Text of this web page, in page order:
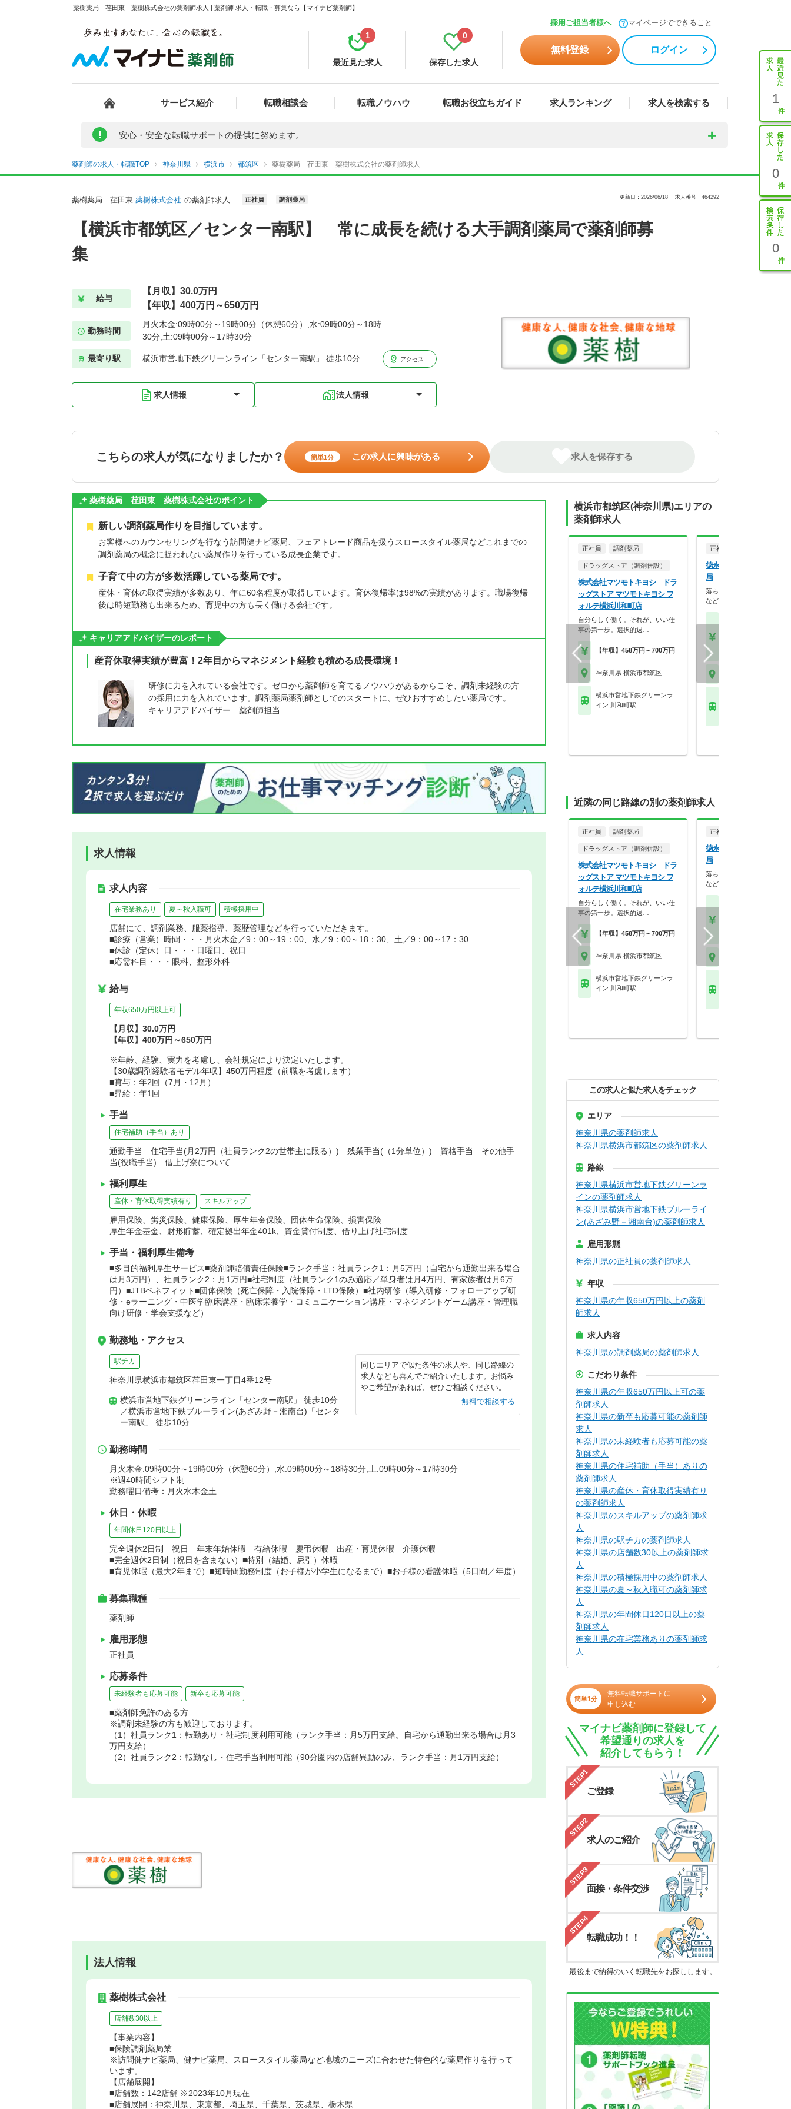
薬樹薬局 荏田東 薬樹株式会社の薬剤師求人 | 薬剤師 求人・転職・募集なら【マイナビ薬剤師】
採用ご担当者様へ マイページでできること
最近見た求人
1
保存した求人
0
無料登録 ログイン
サービス紹介 転職相談会 転職ノウハウ 転職お役立ちガイド 求人ランキング 求人を検索する 1
0
0
! 安心・安全な転職サポートの提供に努めます。
薬剤師の求人・転職TOP 神奈川県 横浜市 都筑区 薬樹薬局 荏田東 薬樹株式会社の薬剤師求人
薬樹薬局 荏田東 薬樹株式会社 の薬剤師求人 正社員 調剤薬局 更新日：2026/06/18 求人番号：464292
【横浜市都筑区／センター南駅】 常に成長を続ける大手調剤薬局で薬剤師募
集
給与
【月収】30.0万円
【年収】400万円～650万円
勤務時間
月火木金:09時00分～19時00分（休憩60分）,水:09時00分～18時
30分,土:09時00分～17時30分
最寄り駅 横浜市営地下鉄グリーンライン「センター南駅」 徒歩10分 アクセス
求人情報 法人情報
こちらの求人が気になりましたか？ 簡単1分 この求人に興味がある 求人を保存する
薬樹薬局 荏田東 薬樹株式会社のポイント
新しい調剤薬局作りを目指しています。
お客様へのカウンセリングを行なう訪問健ナビ薬局、フェアトレード商品を扱うスロースタイル薬局などこれまでの
調剤薬局の概念に捉われない薬局作りを行っている成長企業です。
子育て中の方が多数活躍している薬局です。
産休・育休の取得実績が多数あり、年に60名程度が取得しています。育休復帰率は98%の実績があります。職場復帰
後は時短勤務も出来るため、育児中の方も長く働ける会社です。
キャリアアドバイザーのレポート
産育休取得実績が豊富！2年目からマネジメント経験も積める成長環境！
研修に力を入れている会社です。ゼロから薬剤師を育てるノウハウがあるからこそ、調剤未経験の方
の採用に力を入れています。調剤薬局薬剤師としてのスタートに、ぜひおすすめしたい薬局です。
キャリアアドバイザー 薬剤師担当
求人情報
求人内容
在宅業務あり 夏～秋入職可 積極採用中
店舗にて、調剤業務、服薬指導、薬歴管理などを行っていただきます。
■診療（営業）時間・・・月火木金／9：00～19：00、水／9：00～18：30、土／9：00～17：30
■休診（定休）日・・・日曜日、祝日
■応需科目・・・眼科、整形外科
給与
年収650万円以上可
【月収】30.0万円
【年収】400万円～650万円
※年齢、経験、実力を考慮し、会社規定により決定いたします。
【30歳調剤経験者モデル年収】450万円程度（前職を考慮します）
■賞与：年2回（7月・12月）
■昇給：年1回
手当
住宅補助（手当）あり
通勤手当 住宅手当(月2万円（社員ランク2の世帯主に限る）) 残業手当(（1分単位）) 資格手当 その他手
当(役職手当) 借上げ寮について
福利厚生
産休・育休取得実績有り スキルアップ
雇用保険、労災保険、健康保険、厚生年金保険、団体生命保険、損害保険
厚生年金基金、財形貯蓄、確定拠出年金401k、資金貸付制度、借り上げ社宅制度
手当・福利厚生備考
■多目的福利厚生サービス■薬剤師賠償責任保険■ランク手当：社員ランク1：月5万円（自宅から通勤出来る場合
は月3万円）、社員ランク2：月1万円■社宅制度（社員ランク1のみ適応／単身者は月4万円、有家族者は月6万
円）■JTBベネフィット■団体保険（死亡保障・入院保障・LTD保険）■社内研修（導入研修・フォローアップ研
修・eラーニング・中医学臨床講座・臨床栄養学・コミュニケーション講座・マネジメントゲーム講座・管理職
向け研修・学会支援など）
勤務地・アクセス
駅チカ
神奈川県横浜市都筑区荏田東一丁目4番12号
横浜市営地下鉄グリーンライン「センター南駅」 徒歩10分
／横浜市営地下鉄ブルーライン(あざみ野－湘南台)「センタ
ー南駅」 徒歩10分
同じエリアで似た条件の求人や、同じ路線の
求人なども喜んでご紹介いたします。お悩み
やご希望があれば、ぜひご相談ください。
無料で相談する
勤務時間
月火木金:09時00分～19時00分（休憩60分）,水:09時00分～18時30分,土:09時00分～17時30分
※週40時間シフト制
勤務曜日備考：月火水木金土
休日・休暇
年間休日120日以上
完全週休2日制 祝日 年末年始休暇 有給休暇 慶弔休暇 出産・育児休暇 介護休暇
■完全週休2日制（祝日を含まない）■特別（結婚、忌引）休暇
■育児休暇（最大2年まで）■短時間勤務制度（お子様が小学生になるまで）■お子様の看護休暇（5日間／年度）
募集職種
薬剤師
雇用形態
正社員
応募条件
未経験者も応募可能 新卒も応募可能
■薬剤師免許のある方
※調剤未経験の方も歓迎しております。
（1）社員ランク1：転勤あり・社宅制度利用可能（ランク手当：月5万円支給。自宅から通勤出来る場合は月3
万円支給）
（2）社員ランク2：転勤なし・住宅手当利用可能（90分圏内の店舗異動のみ、ランク手当：月1万円支給）
法人情報
薬樹株式会社
店舗数30以上
【事業内容】
■保険調剤薬局業
※訪問健ナビ薬局、健ナビ薬局、スロースタイル薬局など地域のニーズに合わせた特色的な薬局作りを行って
います。
【店舗展開】
■店舗数：142店舗 ※2023年10月現在
■店舗展開：神奈川県、東京都、埼玉県、千葉県、茨城県、栃木県
横浜市都筑区(神奈川県)エリアの
薬剤師求人
正社員 調剤薬局
ドラッグストア（調剤併設）
株式会社マツモトキヨシ ドラ
ッグストア マツモトキヨシ フ
ォルテ横浜川和町店
自分らしく働く。それが、いい仕
事の第一歩。選択的週…
【年収】458万円～700万円
神奈川県 横浜市都筑区
横浜市営地下鉄グリーンラ
イン 川和町駅
正社員
徳永薬局株式会社 中川
局
落ち着いた内装やバリアフリ
など、患者様が相談し…
近隣の同じ路線の別の薬剤師求人
正社員 調剤薬局
ドラッグストア（調剤併設）
株式会社マツモトキヨシ ドラ
ッグストア マツモトキヨシ フ
ォルテ横浜川和町店
自分らしく働く。それが、いい仕
事の第一歩。選択的週…
【年収】458万円～700万円
神奈川県 横浜市都筑区
横浜市営地下鉄グリーンラ
イン 川和町駅
正社員
徳永薬局株式会社 中川
局
落ち着いた内装やバリアフリ
など、患者様が相談し…
この求人と似た求人をチェック
エリア
神奈川県の薬剤師求人
神奈川県横浜市都筑区の薬剤師求人
路線
神奈川県横浜市営地下鉄グリーンラ
インの薬剤師求人
神奈川県横浜市営地下鉄ブルーライ
ン(あざみ野－湘南台)の薬剤師求人
雇用形態
神奈川県の正社員の薬剤師求人
年収
神奈川県の年収650万円以上の薬剤
師求人
求人内容
神奈川県の調剤薬局の薬剤師求人
こだわり条件
神奈川県の年収650万円以上可の薬
剤師求人
神奈川県の新卒も応募可能の薬剤師
求人
神奈川県の未経験者も応募可能の薬
剤師求人
神奈川県の住宅補助（手当）ありの
薬剤師求人
神奈川県の産休・育休取得実績有り
の薬剤師求人
神奈川県のスキルアップの薬剤師求
人
神奈川県の駅チカの薬剤師求人
神奈川県の店舗数30以上の薬剤師求
人
神奈川県の積極採用中の薬剤師求人
神奈川県の夏～秋入職可の薬剤師求
人
神奈川県の年間休日120日以上の薬
剤師求人
神奈川県の在宅業務ありの薬剤師求
人
簡単1分
無料転職サポートに
申し込む
マイナビ薬剤師に登録して
希望通りの求人を
紹介してもらう！
STEP1
ご登録
STEP2
求人のご紹介
STEP3
面接・条件交渉
STEP4
転職成功！！
最後まで納得のいく転職先をお探しします。